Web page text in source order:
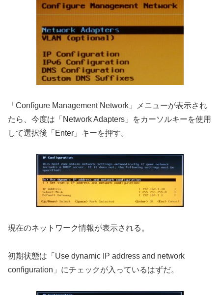
「Configure Management Network」メニューが表示され
たら、今度は「Network Adapters」をカーソルキーを使用
して選択後「Enter」キーを押す。
現在のネットワーク情報が表示される。
初期状態は「Use dynamic IP address and network
configuration」にチェックが入っているはずだ。